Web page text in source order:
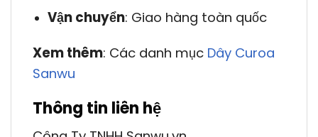
Vận chuyển: Giao hàng toàn quốc
Xem thêm: Các danh mục Dây Curoa
Sanwu
Thông tin liên hệ